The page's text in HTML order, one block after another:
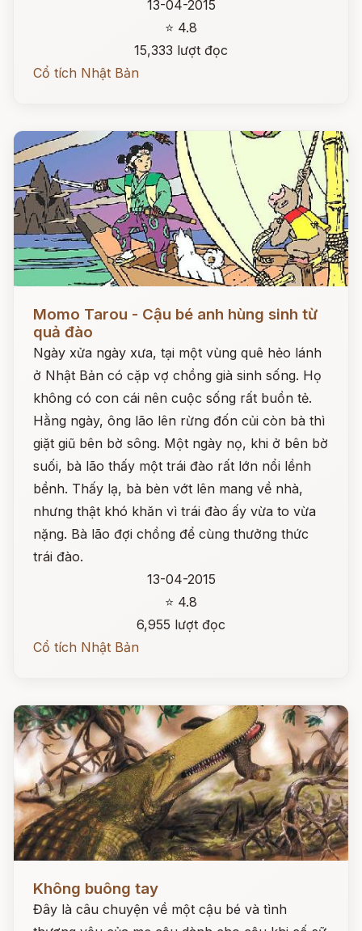
13-04-2015
⭐ 4.8
15,333 lượt đọc
Cổ tích Nhật Bản
Momo Tarou - Cậu bé anh hùng sinh từ
quả đào
Ngày xửa ngày xưa, tại một vùng quê hẻo lánh
ở Nhật Bản có cặp vợ chồng già sinh sống. Họ
không có con cái nên cuộc sống rất buồn tẻ.
Hằng ngày, ông lão lên rừng đốn củi còn bà thì
giặt giũ bên bờ sông. Một ngày nọ, khi ở bên bờ
suối, bà lão thấy một trái đào rất lớn nổi lềnh
bềnh. Thấy lạ, bà bèn vớt lên mang về nhà,
nhưng thật khó khăn vì trái đào ấy vừa to vừa
nặng. Bà lão đợi chồng để cùng thưởng thức
trái đào.
13-04-2015
⭐ 4.8
6,955 lượt đọc
Cổ tích Nhật Bản
Không buông tay
Đây là câu chuyện về một cậu bé và tình